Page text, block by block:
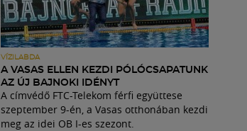
VÍZILABDA
A VASAS ELLEN KEZDI PÓLÓCSAPATUNK
AZ ÚJ BAJNOKI IDÉNYT
A címvédő FTC-Telekom férfi együttese
szeptember 9-én, a Vasas otthonában kezdi
meg az idei OB I-es szezont.